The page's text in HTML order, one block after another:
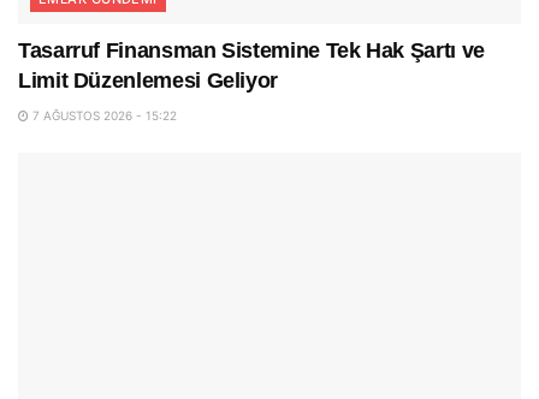
Tasarruf Finansman Sistemine Tek Hak Şartı ve
Limit Düzenlemesi Geliyor
7 AĞUSTOS 2026 - 15:22